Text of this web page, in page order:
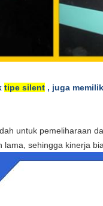
tipe silent , juga
untuk pemeliharaan
sehingga kinerja